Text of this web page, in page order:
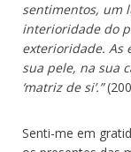
sentimentos, um
interioridade do
exterioridade. As
sua pele, na sua
‘matriz de si’.”
Senti-me em